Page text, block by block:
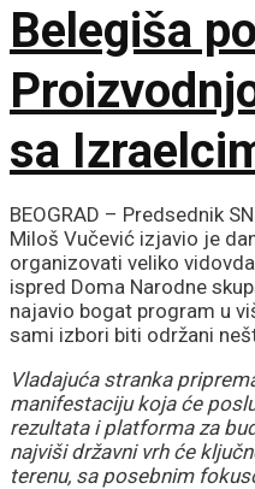
Belegiša
sa
postajemo
BEOGRAD – Predsednik
Miloš Vučević izjavio je
organizovati veliko
ispred Doma Narodne
najavio bogat program u
sami izbori biti održani
Vladajuća stranka
manifestaciju koja će
rezultata i platforma za
najviši državni vrh će
terenu, sa posebnim